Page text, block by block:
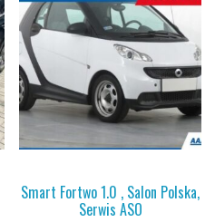
Smart Fortwo 1.0 , Salon Polska,
Serwis ASO